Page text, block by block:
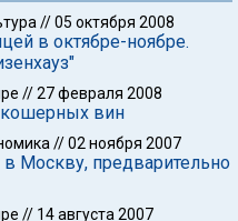
//05 октября 2008
в октябре-ноябре.
//27 февраля 2008
кошерных вин
//02 ноября 2007
Москву, предварительно
// 14 августа 2007